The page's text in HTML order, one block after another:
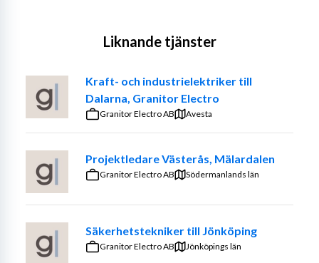
Liknande tjänster
Kraft- och industrielektriker till
Dalarna, Granitor Electro
Granitor Electro AB Avesta
Projektledare Västerås, Mälardalen
Granitor Electro AB Södermanlands län
Säkerhetstekniker till Jönköping
Granitor Electro AB Jönköpings län